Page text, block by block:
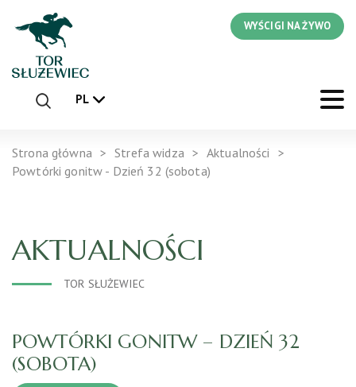
WYŚCIGI NA ŻYWO
PL
Strona główna Strefa widza
Aktualności
Powtórki gonitw - Dzień 32 (sobota)
AKTUALNOŚCI
TOR SŁUŻEWIEC
POWTÓRKI GONITW – DZIEŃ 32
(SOBOTA)